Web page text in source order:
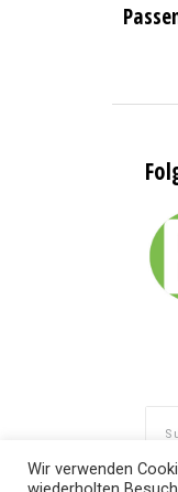
Wir verwenden